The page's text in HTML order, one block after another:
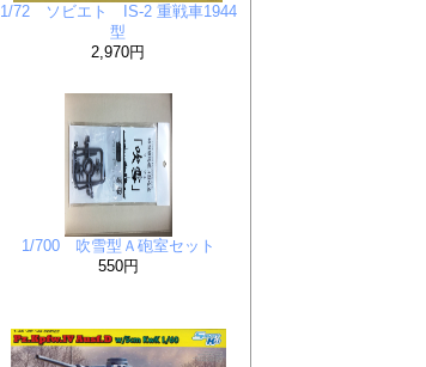
1/72 ソビエト IS-2 重戦車1944
型
2,970円
1/700 吹雪型Ａ砲室セット
550円